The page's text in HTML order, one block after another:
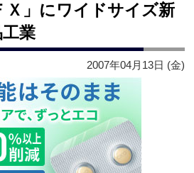
Ｘ」にワイドサイズ新
業
2007年04月13日 (金)